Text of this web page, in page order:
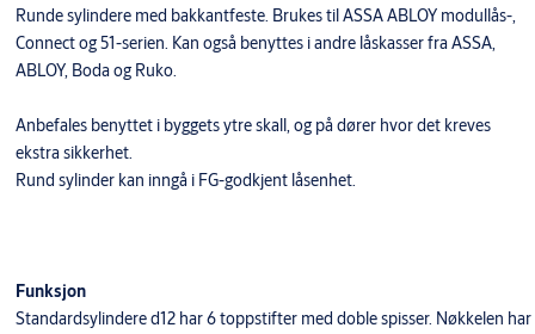
Runde sylindere med bakkantfeste. Brukes til ASSA ABLOY modullås-,
Connect og 51-serien. Kan også benyttes i andre låskasser fra ASSA,
ABLOY, Boda og Ruko.
Anbefales benyttet i byggets ytre skall, og på dører hvor det kreves
ekstra sikkerhet.
Rund sylinder kan inngå i FG-godkjent låsenhet.
Funksjon
Standardsylindere d12 har 6 toppstifter med doble spisser. Nøkkelen har